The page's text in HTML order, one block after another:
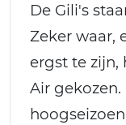
De Gili's
Zeker waar,
ergst te zijn,
Air